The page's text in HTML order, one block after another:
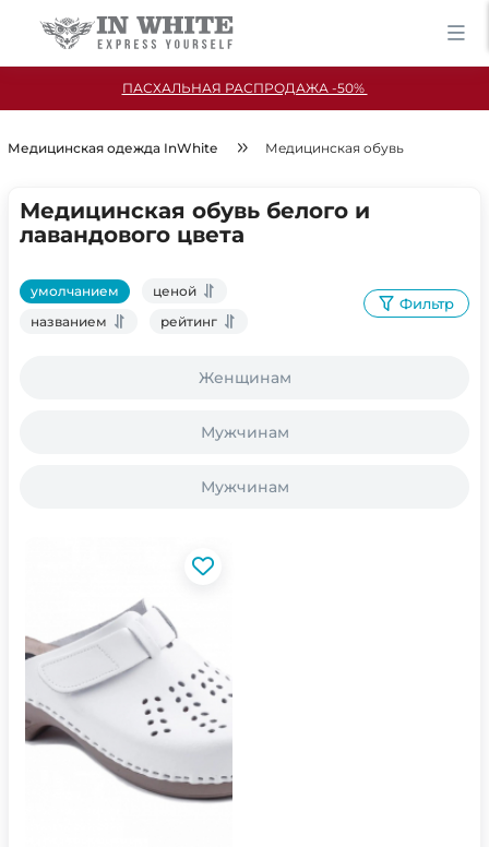
ПАСХАЛЬНАЯ РАСПРОДАЖА -50%
Медицинская одежда InWhite Медицинская обувь
Медицинская обувь белого и
лавандового цвета
умолчанием
ценой
названием
рейтинг
Фильтр
Женщинам
Мужчинам
Мужчинам